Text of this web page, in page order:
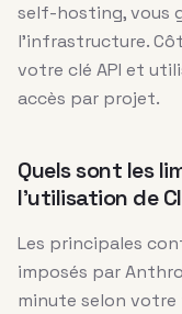
self-hosting, vous
l’infrastructure.
votre clé API et
accès par projet.
Quels sont les
l’utilisation de
Les principales
imposés par
minute selon votre